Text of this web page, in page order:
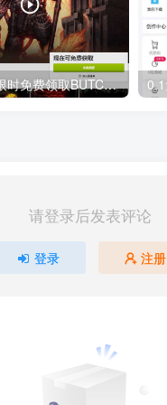
GOG平台限时免费领取BUTCHER（屠夫）
请登录后发表评论
登录 注册